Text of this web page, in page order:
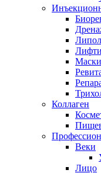
Коллаген
Веки
Лицо